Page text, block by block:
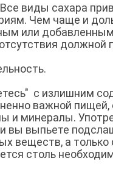
виды сахара
Чем чаще и
или
должной
с излишним
важной
и минералы.
вы выпьете
веществ, а
столь